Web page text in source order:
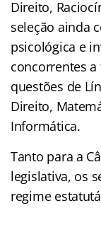
Direito,
seleção ainda
psicológica e
concorrentes
questões de
Direito,
Informática.
Tanto para a
legislativa, os
regime